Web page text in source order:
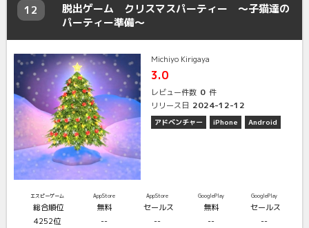
12
脱出ゲーム クリスマスパーティー ～子猫達の
パーティー準備～
Michiyo Kirigaya
3.0
レビュー件数 0 件
リリース日 2024-12-12
アドベンチャー iPhone Android
エスピーゲーム
総合順位
4252位
AppStore
無料
--
AppStore
セールス
--
GooglePlay
無料
--
GooglePlay
セールス
--